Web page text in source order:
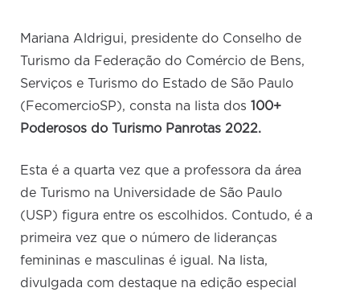
Mariana Aldrigui, presidente do Conselho de
Turismo da Federação do Comércio de Bens,
Serviços e Turismo do Estado de São Paulo
(FecomercioSP), consta na lista dos100+
Poderosos do Turismo Panrotas 2022.
Esta é a quarta vez que a professora da área
de Turismo na Universidade de São Paulo
(USP) figura entre os escolhidos. Contudo, é a
primeira vez que o número de lideranças
femininas e masculinas é igual. Na lista,
divulgada com destaque na edição especial